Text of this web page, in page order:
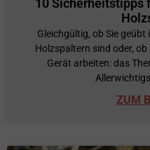
10 Sicherheitstipps
Gleichgültig, ob Sie
Holzspaltern sind oder,
Gerät arbeiten: das
ZUM